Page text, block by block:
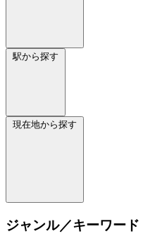
駅から探す
現在地から探す
ジャンル／キーワード